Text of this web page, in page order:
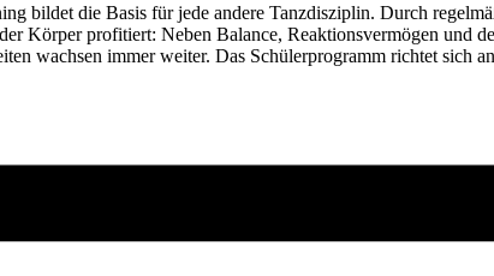
bildet die Basis für jede andere Tanzdisziplin. Durch
Körper profitiert: Neben Balance, Reaktionsvermögen und
wachsen immer weiter. Das Schülerprogramm richtet sich